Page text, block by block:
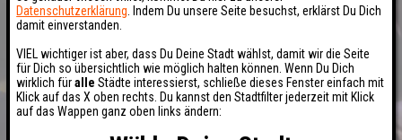
Datenschutzerklärung . Indem Du unsere Seite besuchst, erklärst Du Dich
damit einverstanden.
VIEL wichtiger ist aber, dass Du Deine Stadt wählst, damit wir die Seite
für Dich so übersichtlich wie möglich halten können. Wenn Du Dich
wirklich füralle Städte interessierst, schließe dieses Fenster einfach mit
Klick auf das X oben rechts. Du kannst den Stadtfilter jederzeit mit Klick
auf das Wappen ganz oben links ändern: